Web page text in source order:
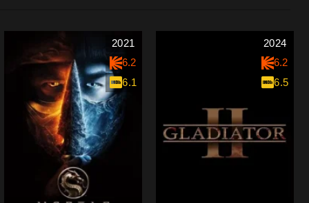
2021
6.2
6.1
2024
6.2
6.5